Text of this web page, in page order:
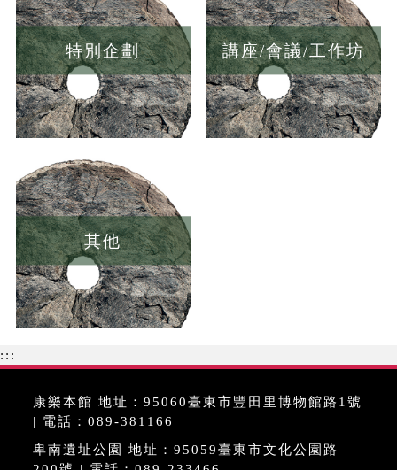
特別企劃 講座/會議/工作坊
其他
:::
康樂本館 地址：95060臺東市豐田里博物館路1號
| 電話：089-381166
卑南遺址公園 地址：95059臺東市文化公園路